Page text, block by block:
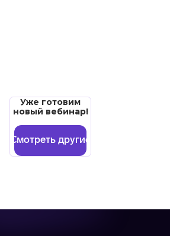
Уже готовим
новый вебинар!
Смотреть другие